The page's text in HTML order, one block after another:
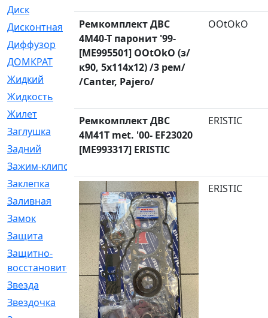
Диск
[418]
Дисконтная
[1]
Диффузор
[1]
ДОМКРАТ
[1]
Жидкий
[5]
Жидкость
Жилет
Заглушка
[21]
Задний
[528]
Зажим-клипса
Заклепка
[1]
Заливная
[4]
Замок
[12]
Защита
[79]
Защитно-
восстановительный
[4]
Звезда
[1]
Звездочка
[5]
Ремкомплект ДВС
4M40-T паронит '99-
[ME995501] OOtOkO (з/
к90, 5x114x12) /3 рем/
/Canter, Pajero/
OOtOkO
Ремкомплект ДВС
4M41T met. '00- EF23020
[ME993317] ERISTIC
ERISTIC
ERISTIC